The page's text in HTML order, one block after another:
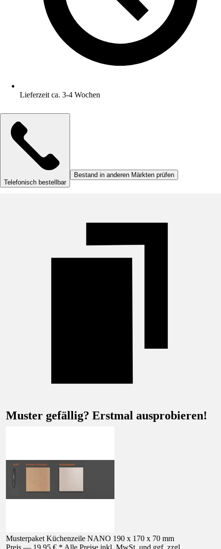
Lieferzeit ca. 3-4 Wochen
Telefonisch bestellbar
Bestand in anderen Märkten prüfen
Muster gefällig? Erstmal ausprobieren!
Musterpaket Küchenzeile NANO 190 x 170 x 70 mm
Preis — 19,95 € * Alle Preise inkl. MwSt. und ggf. zzgl.